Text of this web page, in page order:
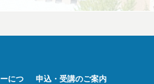
につ
申込・受講のご案内